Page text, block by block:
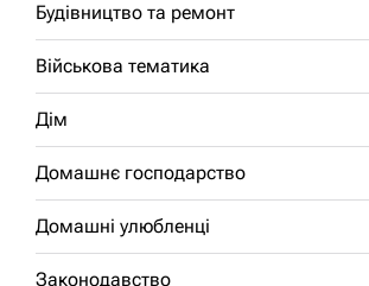
Будівництво та ремонт
Військова тематика
Дім
Домашнє господарство
Домашні улюбленці
Законодавство